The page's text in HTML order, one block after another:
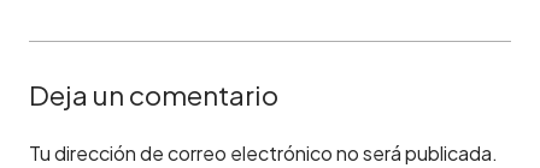
Deja un comentario
Tu dirección de correo electrónico no será publicada.